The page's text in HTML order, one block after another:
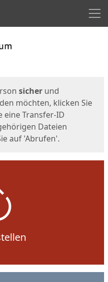
sicher und
möchten, klicken Sie
eine Transfer-ID
Dateien
auf 'Abrufen'.